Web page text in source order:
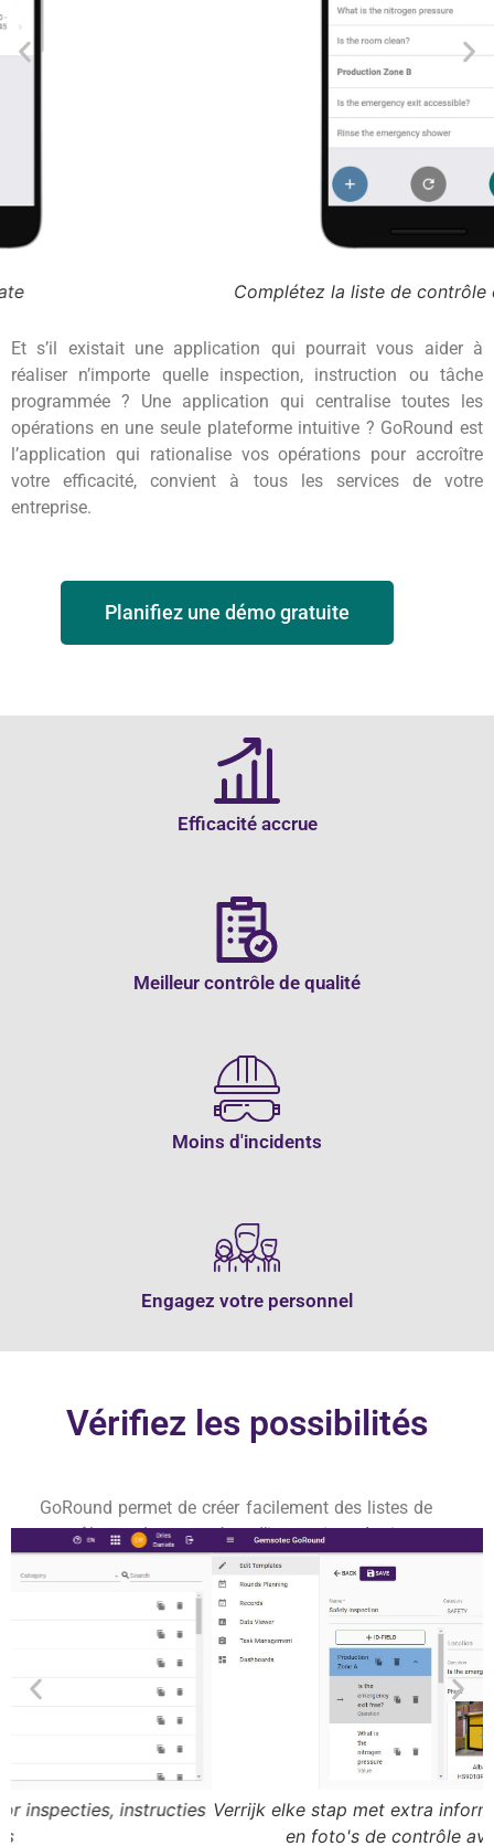
Complétez la liste de contrôle étape par étape
Et s’il existait une application qui pourrait vous aider à
réaliser n’importe quelle inspection, instruction ou tâche
programmée ? Une application qui centralise toutes les
opérations en une seule plateforme intuitive ? GoRound est
l’application qui rationalise vos opérations pour accroître
votre efficacité, convient à tous les services de votre
entreprise.
Planifiez une démo gratuite
Efficacité accrue
Meilleur contrôle de qualité
Moins d'incidents
Engagez votre personnel
Vérifiez les possibilités
GoRound permet de créer facilement des listes de
contrôle et des tournées d’inspection. Assignez
des tâches à des employés spécifiques, gérez-les
sans effort et générez des rapports pour une vue
d’ensemble pratique. Analysez et explorez les
informations et utilisez-les à votre avantage.
Simple et intuitif, adapté aux besoins de
l’utilisateur.
Verrijk elke stap met extra informatie zoals documenten
en foto's de contrôle avec des photos.